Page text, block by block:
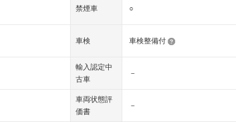
禁煙車 ○
車検 車検整備付
輸入認定中
古車
－
車両状態評
価書
－